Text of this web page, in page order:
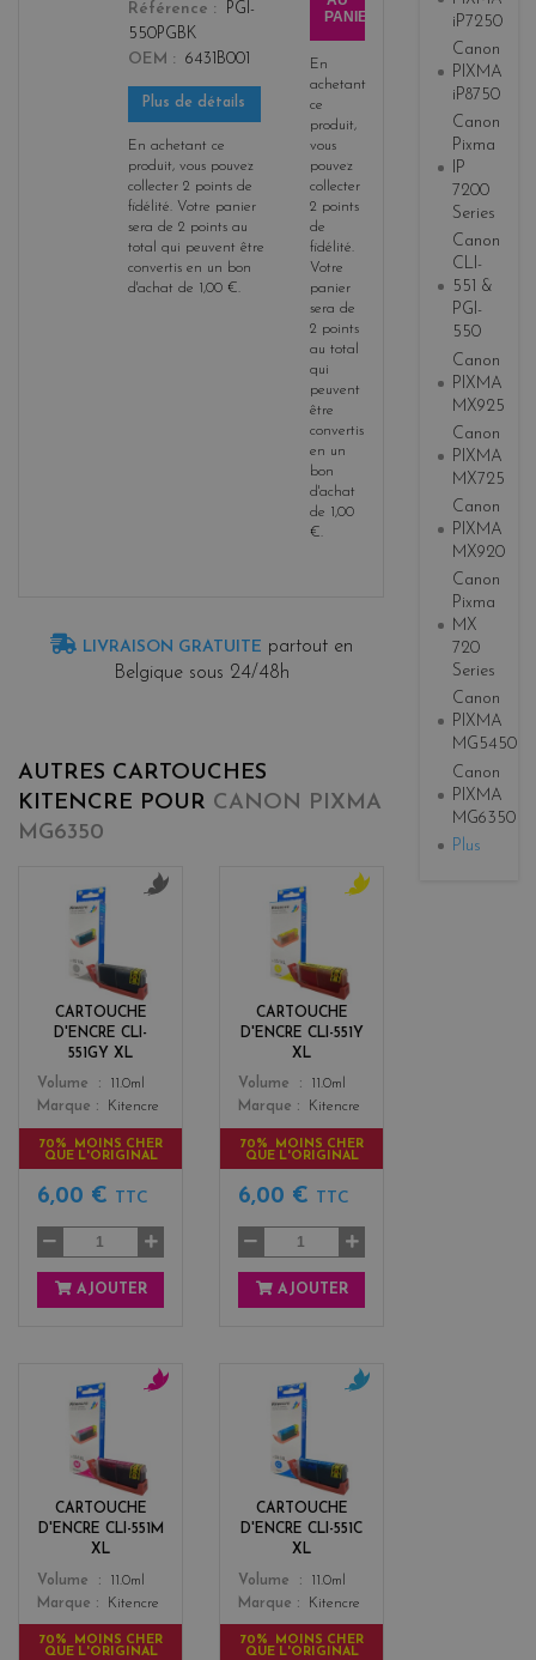
Référence
PGI-
550PGBK
OEM
6431B001
Plus de détails
En achetant ce
produit, vous pouvez
collecter 2 points de
fidélité. Votre panier
sera de 2 points au
total qui peuvent être
convertis en un bon
d'achat de 1,00 €.
PANIER
En
achetant
ce
produit,
vous
pouvez
collecter
2 points
de
fidélité.
Votre
panier
sera de
2 points
au total
qui
peuvent
être
convertis
en un
bon
d'achat
de 1,00
€.
LIVRAISON GRATUITE partout en
Belgique sous 24/48h
AUTRES CARTOUCHES
KITENCRE POUR CANON PIXMA
MG6350
CARTOUCHE
D'ENCRE CLI-
551GY XL
Color
s
Volume
11.0ml
Marque
Kitencre
70% MOINS CHER
QUE L'ORIGINAL
6,00 € TTC
AJOUTER
CARTOUCHE
D'ENCRE CLI-551Y
XL
Color
l
o
w
Volume
11.0ml
Marque
Kitencre
70% MOINS CHER
QUE L'ORIGINAL
6,00 € TTC
AJOUTER
CARTOUCHE
D'ENCRE CLI-551M
XL
Color
e
n
t
Volume
11.0ml
Marque
Kitencre
70% MOINS CHER
QUE L'ORIGINAL
CARTOUCHE
D'ENCRE CLI-551C
XL
Color
n
Volume
11.0ml
Marque
Kitencre
70% MOINS CHER
QUE L'ORIGINAL
iP7250
Canon
PIXMA
iP8750
Canon
Pixma
IP
7200
Series
Canon
CLI-
551 &
PGI-
550
Canon
PIXMA
MX925
Canon
PIXMA
MX725
Canon
PIXMA
MX920
Canon
Pixma
MX
720
Series
Canon
PIXMA
MG5450
Canon
PIXMA
MG6350
Plus